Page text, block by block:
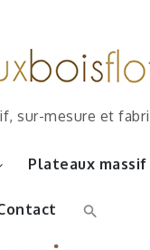
sur-mesure et
Plateaux massif